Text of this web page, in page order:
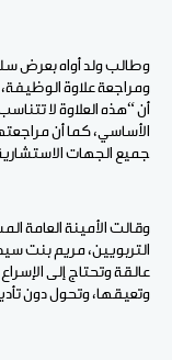
وطالب ولد أواه بعرض
أن “هذه العلاوة لا
الأساسي، كما أن
جميع الجهات
وقالت الأمينة العامة
التربويين، مريم بنت
عالقة وتحتاج إلى الإسراع
وتعيقها، وتحول دون